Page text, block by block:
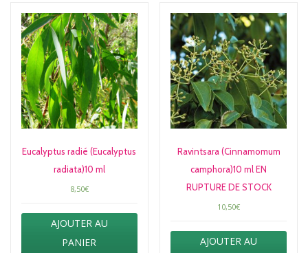
Eucalyptus radié (Eucalyptus
radiata)10 ml
8,50€
AJOUTER AU
PANIER
Ravintsara (Cinnamomum
camphora)10 ml EN
RUPTURE DE STOCK
10,50€
AJOUTER AU